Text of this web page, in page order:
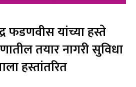
फडणवीस यांच्या हस्ते
तयार नागरी सुविधा
हस्तांतरित